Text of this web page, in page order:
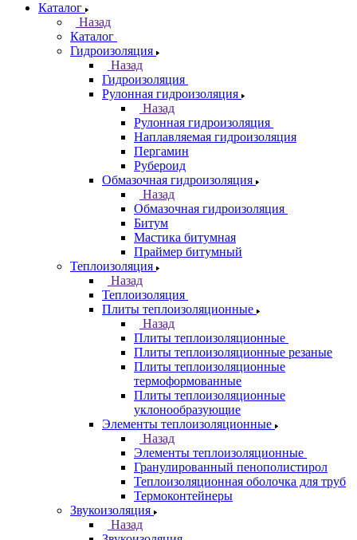
Каталог
Назад
Каталог
Гидроизоляция
Назад
Гидроизоляция
Рулонная гидроизоляция
Назад
Рулонная гидроизоляция
Наплавляемая гидроизоляция
Пергамин
Рубероид
Обмазочная гидроизоляция
Назад
Обмазочная гидроизоляция
Битум
Мастика битумная
Праймер битумный
Теплоизоляция
Назад
Теплоизоляция
Плиты теплоизоляционные
Назад
Плиты теплоизоляционные
Плиты теплоизоляционные резаные
Плиты теплоизоляционные
термоформованные
Плиты теплоизоляционные
уклонообразующие
Элементы теплоизоляционные
Назад
Элементы теплоизоляционные
Гранулированный пенополистирол
Теплоизоляционная оболочка для труб
Термоконтейнеры
Звукоизоляция
Назад